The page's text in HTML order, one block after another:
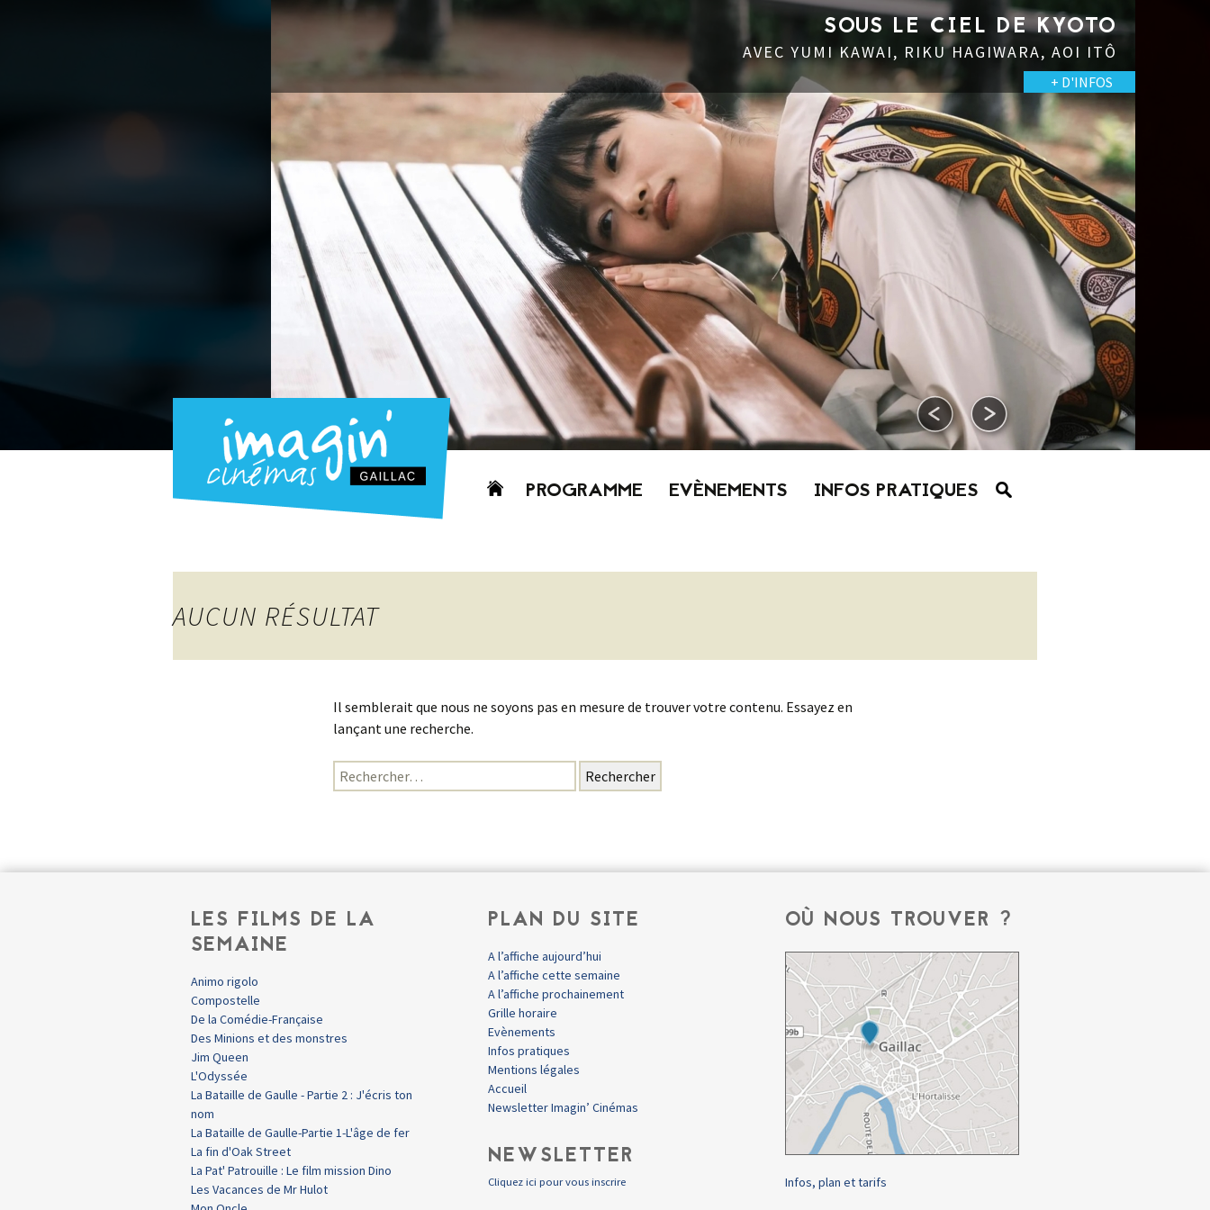
SOUS LE CIEL DE KYOTO
AVEC YUMI KAWAI, RIKU HAGIWARA, AOI ITÔ
+ D'INFOS
Aller
PROGRAMME
PROGRAMME
EVÈNEMENTS INFOS PRATIQUES
AUCUN RÉSULTAT
Il semblerait que nous ne soyons pas en mesure de trouver votre contenu. Essayez en
lançant une recherche.
Rechercher :
LES FILMS DE LA
SEMAINE
Animo rigolo
Compostelle
De la Comédie-Française
Des Minions et des monstres
Jim Queen
L'Odyssée
La Bataille de Gaulle - Partie 2 : J'écris ton
nom
La Bataille de Gaulle-Partie 1-L'âge de fer
La fin d'Oak Street
La Pat' Patrouille : Le film mission Dino
Les Vacances de Mr Hulot
PLAN DU SITE
A l’affiche aujourd’hui
A l’affiche cette semaine
A l’affiche prochainement
Grille horaire
Evènements
Infos pratiques
Mentions légales
Accueil
Newsletter Imagin’ Cinémas
NEWSLETTER
Cliquez ici pour vous inscrire
OÙ NOUS TROUVER ?
Infos, plan et tarifs